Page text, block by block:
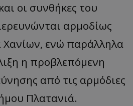
οι συνθήκες του
αρμοδίως
Χανίων, ενώ παράλληλα
η προβλεπόμενη
από τις αρμόδιες
Πλατανιά.